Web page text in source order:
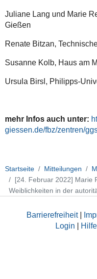
Juliane Lang und Marie
Gießen
Renate Bitzan,
Susanne Kolb, Haus am
Ursula Birsl, Philipps-
mehr Infos auch unter:
giessen.de/fbz/zentren/
Startseite Mitteilungen
[24. Februar 2022] Marie
Weiblichkeiten in der
Barrierefreiheit|
Login
Hilfe